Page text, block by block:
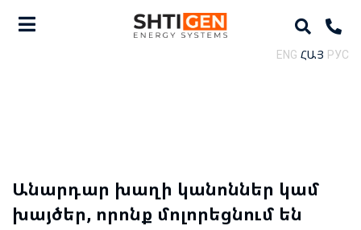
ENG ՀԱՅ РУС
Անարդար խաղի կանոններ կամ
խայծեր, որոնք մոլորեցնում են